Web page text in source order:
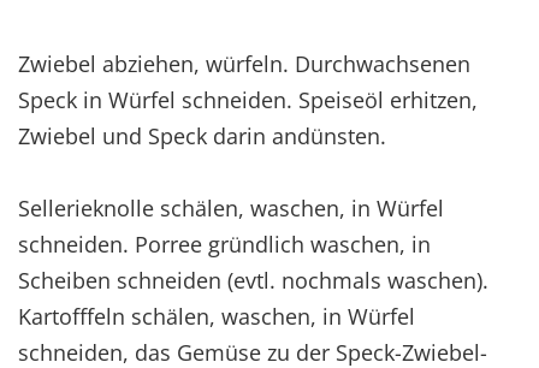
Zwiebel abziehen, würfeln. Durchwachsenen
Speck in Würfel schneiden. Speiseöl erhitzen,
Zwiebel und Speck darin andünsten.
Sellerieknolle schälen, waschen, in Würfel
schneiden. Porree gründlich waschen, in
Scheiben schneiden (evtl. nochmals waschen).
Kartofffeln schälen, waschen, in Würfel
schneiden, das Gemüse zu der Speck-Zwiebel-